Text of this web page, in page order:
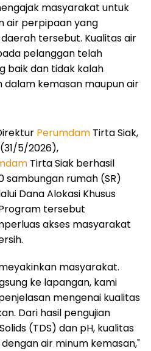
masyarakat untuk
air perpipaan yang
tersebut. Kualitas air
pelanggan telah
baik dan tidak kalah
dalam kemasan maupun air
Perumdam Tirta Siak,
5/2026),
Tirta Siak berhasil
sambungan rumah (SR)
Dana Alokasi Khusus
tersebut
akses masyarakat
masyarakat.
ke lapangan, kami
mengenai kualitas
Dari hasil pengujian
(TDS) dan pH, kualitas
air minum kemasan,"